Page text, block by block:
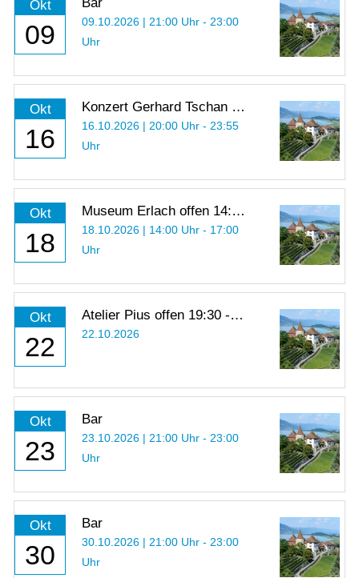
Okt
09
09.10.2026 | 21:00 Uhr - 23:00
Uhr
Okt
16
Konzert Gerhard Tschan -
Eine Tour d’Horizon
16.10.2026 | 20:00 Uhr - 23:55
Uhr
Okt
18
Museum Erlach offen 14:00
- 17:00 Uhr
18.10.2026 | 14:00 Uhr - 17:00
Uhr
Okt
22
Atelier Pius offen 19:30 -
21:00 Uhr
22.10.2026
Okt
23
Bar
23.10.2026 | 21:00 Uhr - 23:00
Uhr
Okt
30
Bar
30.10.2026 | 21:00 Uhr - 23:00
Uhr